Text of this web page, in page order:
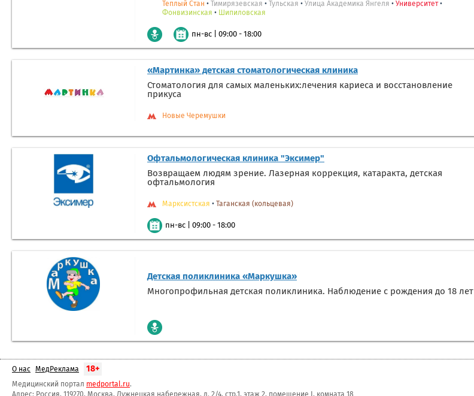
Теплый Стан • Тимирязевская • Тульская • Улица Академика Янгеля • Университет•
Фонвизинская • Шипиловская
пн-вс 09:00 - 18:00
«Мартинка» детская стоматологическая клиника
Стоматология для самых маленьких:лечения кариеса и восстановление
прикуса
Новые Черемушки
Офтальмологическая клиника "Эксимер"
Возвращаем людям зрение. Лазерная коррекция, катаракта, детская
офтальмология
Марксистская • Таганская (кольцевая)
пн-вс 09:00 - 18:00
Детская поликлиника «Маркушка»
Многопрофильная детская поликлиника. Наблюдение с рождения до 18 лет
О нас МедРеклама 18+
Медицинский портал medportal.ru.